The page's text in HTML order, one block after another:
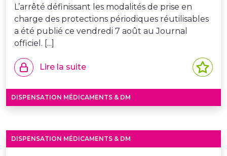
DISPENSATION MÉDICAMENTS & DM
L’arrêté définissant les modalités de prise en
charge des protections périodiques réutilisables
a été publié ce vendredi 7 août au Journal
officiel. [...]
Lire la suite
DISPENSATION MÉDICAMENTS & DM